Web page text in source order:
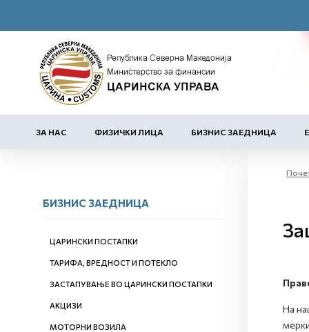
ЗА НАС ФИЗИЧКИ ЛИЦА БИЗНИС ЗАЕДНИЦА
БИЗНИС ЗАЕДНИЦА
ЦАРИНСКИ ПОСТАПКИ
ТАРИФА, ВРЕДНОСТ И ПОТЕКЛО
ЗАСТАПУВАЊЕ ВО ЦАРИНСКИ ПОСТАПКИ
АКЦИЗИ
МОТОРНИ ВОЗИЛА
На